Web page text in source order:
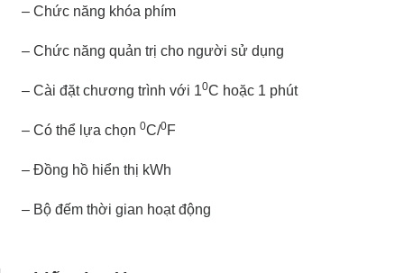
– Chức năng khóa phím
– Chức năng quản trị cho người sử dụng
– Cài đặt chương trình với 10C hoặc 1 phút
– Có thể lựa chọn 0C/0F
– Đồng hồ hiển thị kWh
– Bộ đếm thời gian hoạt động